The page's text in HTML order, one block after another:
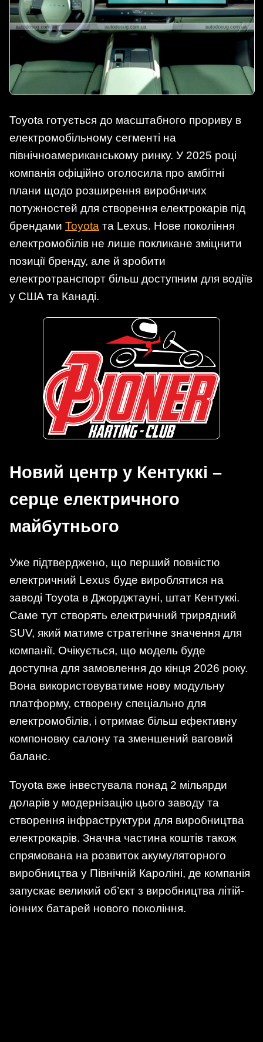
Toyota готується до масштабного прориву в
електромобільному сегменті на
північноамериканському ринку. У 2025 році
компанія офіційно оголосила про амбітні
плани щодо розширення виробничих
потужностей для створення електрокарів під
брендами Toyota та Lexus. Нове покоління
електромобілів не лише покликане зміцнити
позиції бренду, але й зробити
електротранспорт більш доступним для водіїв
у США та Канаді.
Новий центр у Кентуккі –
серце електричного
майбутнього
Уже підтверджено, що перший повністю
електричний Lexus буде вироблятися на
заводі Toyota в Джорджтауні, штат Кентуккі.
Саме тут створять електричний трирядний
SUV, який матиме стратегічне значення для
компанії. Очікується, що модель буде
доступна для замовлення до кінця 2026 року.
Вона використовуватиме нову модульну
платформу, створену спеціально для
електромобілів, і отримає більш ефективну
компоновку салону та зменшений ваговий
баланс.
Toyota вже інвестувала понад 2 мільярди
доларів у модернізацію цього заводу та
створення інфраструктури для виробництва
електрокарів. Значна частина коштів також
спрямована на розвиток акумуляторного
виробництва у Північній Кароліні, де компанія
запускає великий об’єкт з виробництва літій-
іонних батарей нового покоління.